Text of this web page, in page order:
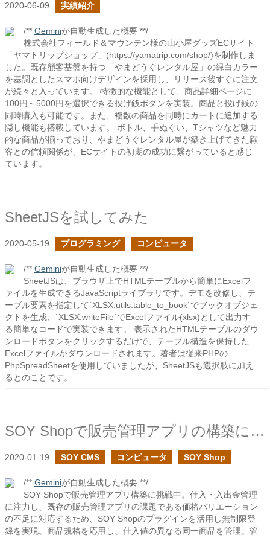
2020-06-09 実績紹介
/** Geminiが自動生成した概要 **/
株式会社フィールド＆マウンテン様の山小屋グッズECサイト
「ヤマトリップショップ」(https://yamatrip.com/shop/)を制作しま
した。既存顧客基盤を持つ「やまどうぐレンタル屋」の緑白カラー
を基調としたスマホ向けデザインを採用し、リリース後すぐに注文
が続々と入っています。 特徴的な機能として、商品詳細ページに
100円～5000円を選択できる投げ銭ボタンを実装。商品と投げ銭の
同時購入も可能です。また、複数の商品を同時にカートに追加する
隠し機能も搭載しています。 ボトル、手ぬぐい、Tシャツなど魅力
的な商品が揃っており、やまどうぐレンタル屋が築き上げてきた顧
客との信頼関係が、ECサイトの初期の成功に繋がっていると感じ
ています。
SheetJSを試してみた
2020-05-19 プログラミング コンピュータ
/** Geminiが自動生成した概要 **/
SheetJSは、ブラウザ上でHTMLテーブルから簡単にExcelフ
ァイルを生成できるJavaScriptライブラリです。デモを改修し、テ
ーブル要素を指定して`XLSX.utils.table_to_book`でブックオブジェ
クトを生成、`XLSX.writeFile`でExcelファイル(xlsx)として出力す
る簡単なコードで実装できます。 表示されたHTMLテーブルのダウ
ンロードボタンをクリックするだけで、テーブル構造を保持した
Excelファイルがダウンロードされます。著者は従来PHPの
PhpSpreadSheetを使用していましたが、SheetJSも選択肢に加え
るとのことです。
SOY Shopで販売管理アプリの構築に挑戦
2020-01-19 SOY CMS コンピュータ SOY Shop
/** Geminiが自動生成した概要 **/
SOY Shopで販売管理アプリ構築に挑戦中。仕入・入出金管理
に注力し、既存の販売管理アプリの課題である価格バリエーション
の不足に対応するため、SOY Shopのプラグインを活用し無制限登
録を実現。商品規格を応用し、仕入値の異なる同一商品を管理。管